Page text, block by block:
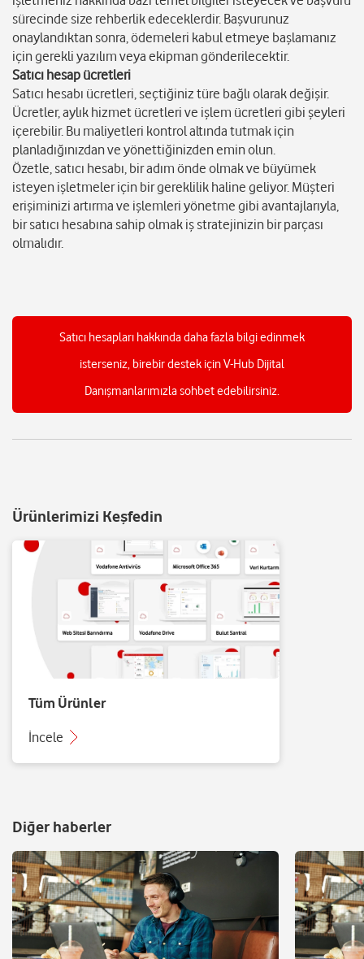
sürecinde size rehberlik edeceklerdir. Başvurunuz
onaylandıktan sonra, ödemeleri kabul etmeye başlamanız
için gerekli yazılım veya ekipman gönderilecektir.
Satıcı hesap ücretleri
Satıcı hesabı ücretleri, seçtiğiniz türe bağlı olarak değişir.
Ücretler, aylık hizmet ücretleri ve işlem ücretleri gibi şeyleri
içerebilir. Bu maliyetleri kontrol altında tutmak için
planladığınızdan ve yönettiğinizden emin olun.
Özetle, satıcı hesabı, bir adım önde olmak ve büyümek
isteyen işletmeler için bir gereklilik haline geliyor. Müşteri
erişiminizi artırma ve işlemleri yönetme gibi avantajlarıyla,
bir satıcı hesabına sahip olmak iş stratejinizin bir parçası
olmalıdır.
Satıcı hesapları hakkında daha fazla bilgi edinmek
isterseniz, birebir destek için V-Hub Dijital
Danışmanlarımızla sohbet edebilirsiniz.
Ürünlerimizi Keşfedin
Tüm Ürünler
İncele
Diğer haberler